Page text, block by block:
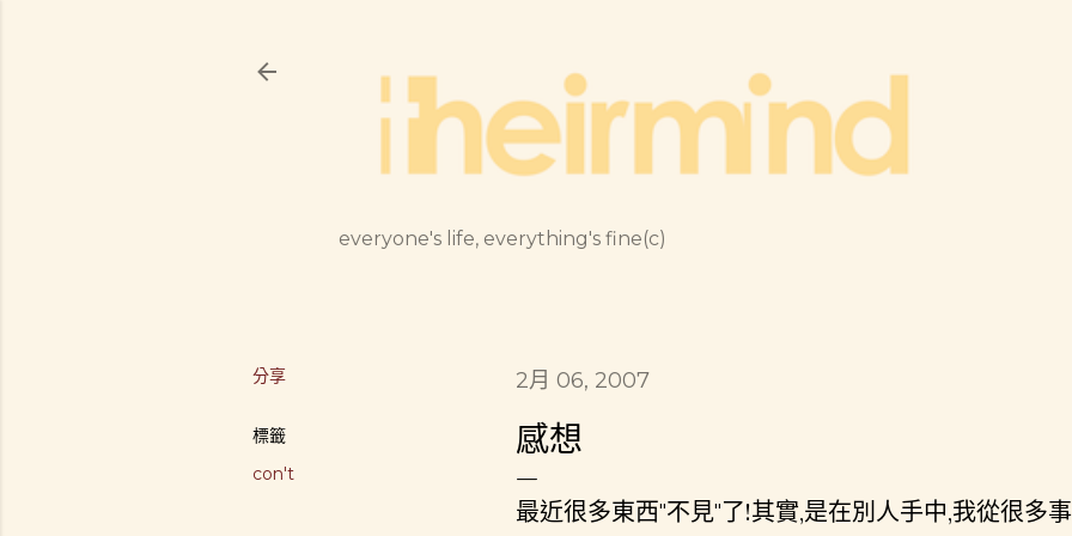
everyone's life, everything's fine(c)
分享
標籤
con't
2月 06, 2007
感想
最近很多東西"不見"了!其實,是在別人手中,我從很多